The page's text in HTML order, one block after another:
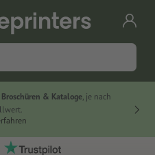
& Kataloge, je nach